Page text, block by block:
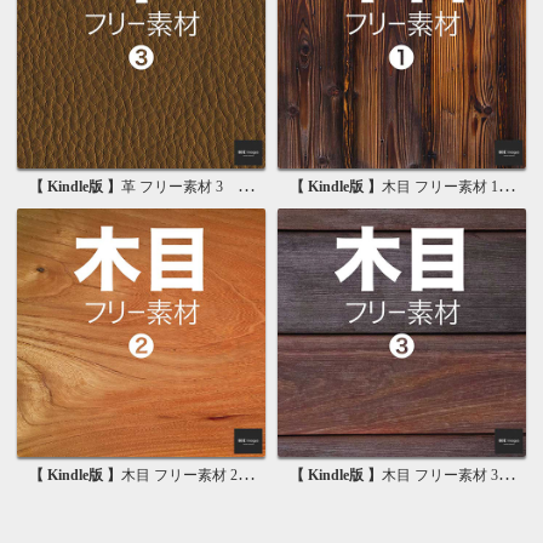
【 Kindle版 】 革 フリー素材 3 無料で使える背景素材集 【 Kindle版 】 木目 フリー素材 1 無料で使える写真素材集
【 Kindle版 】 木目 フリー素材 2 無料で使える画像素材集 【 Kindle版 】 木目 フリー素材 3 無料で使える背景素材集